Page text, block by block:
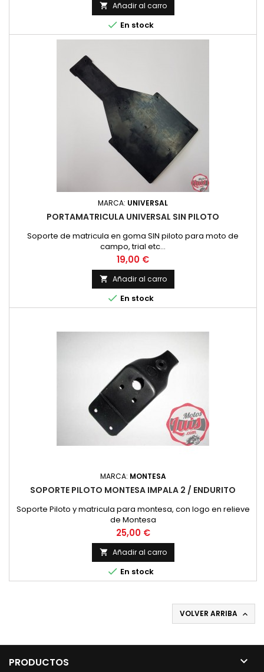
 Añadir al carro
 En stock
MARCA: UNIVERSAL
PORTAMATRICULA UNIVERSAL SIN PILOTO
Soporte de matricula en goma SIN piloto para moto de
campo, trial etc...
Precio
19,00 €
 Añadir al carro
 En stock
MARCA: MONTESA
SOPORTE PILOTO MONTESA IMPALA 2 / ENDURITO
Soporte Piloto y matricula para montesa, con logo en relieve
de Montesa
Precio
25,00 €
 Añadir al carro
 En stock
VOLVER ARRIBA 
PRODUCTOS 